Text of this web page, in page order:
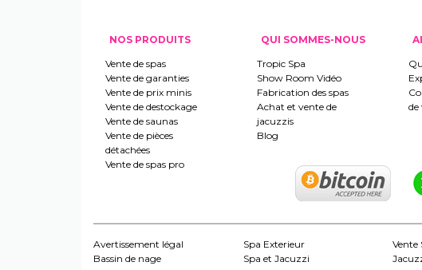
NOS PRODUITS
Vente de spas
Vente de garanties
Vente de prix minis
Vente de destockage
Vente de saunas
Vente de pièces
détachées
Vente de spas pro
QUI SOMMES-NOUS
Tropic Spa
Show Room Vidéo
Fabrication des spas
Achat et vente de
jacuzzis
Blog
de
Avertissement légal Spa Exterieur Vente
Bassin de nage
Spa et Jacuzzi